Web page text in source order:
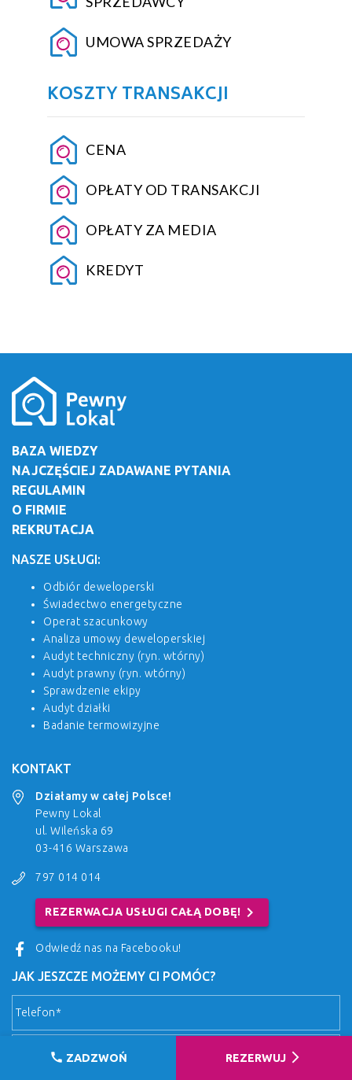
UMOWA SPRZEDAŻY
KOSZTY TRANSAKCJI
CENA
OPŁATY OD TRANSAKCJI
OPŁATY ZA MEDIA
KREDYT
BAZA WIEDZY
NAJCZĘŚCIEJ ZADAWANE PYTANIA
REGULAMIN
O FIRMIE
REKRUTACJA
NASZE USŁUGI:
Odbiór deweloperski
Świadectwo energetyczne
Operat szacunkowy
Analiza umowy deweloperskiej
Audyt techniczny (ryn. wtórny)
Audyt prawny (ryn. wtórny)
Sprawdzenie ekipy
Audyt działki
Badanie termowizyjne
KONTAKT
Działamy w całej Polsce!
Pewny Lokal
ul. Wileńska 69
03-416 Warszawa
797 014 014
REZERWACJA USŁUGI CAŁĄ DOBĘ! chevron_right
Odwiedź nas na Facebooku!
JAK JESZCZE MOŻEMY CI POMÓC?
call ZADZWOŃ REZERWUJ arrow_forward_ios